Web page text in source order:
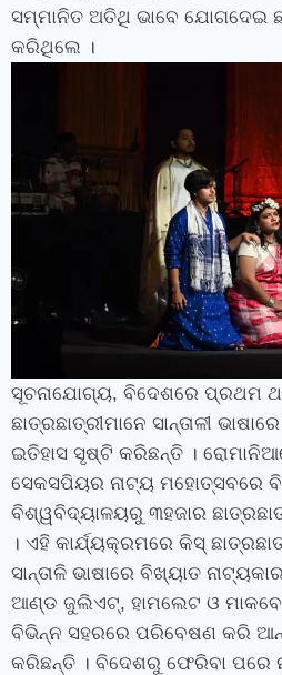
ସମ୍ମାନିତ ଅତିଥି ଭାବେ ଯୋଗଦେଇ
କରିଥିଲେ ।
ସୂଚନାଯୋଗ୍ୟ, ବିଦେଶରେ ପ୍ରଥମ
ଛାତ୍ରଛାତ୍ରୀମାନେ ସାନ୍ତାଳୀ
ଇତିହାସ ସୃଷ୍ଟି କରିଛନ୍ତି ।
ସେକସପିୟର ନାଟ୍ୟ ମହୋତ୍ସବରେ
ବିଶ୍ୱବିଦ୍ୟାଳୟରୁ ୩ହଜାର
। ଏହି କାର୍ଯ୍ୟକ୍ରମରେ କିସ୍
ସାନ୍ତାଳି ଭାଷାରେ ବିଖ୍ୟାତ
ଆଣ୍ଡ ଜୁଲିଏଟ୍‌, ହାମଲେଟ ଓ
ବିଭିନ୍ନ ସହରରେ ପରିବେଷଣ କରି
କରିଛନ୍ତି । ବିଦେଶରୁ ଫେରିବା ପରେ